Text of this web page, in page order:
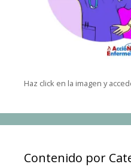
Haz click en la imagen y
Contenido por